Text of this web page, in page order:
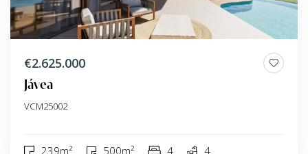
€2.625.000
Jávea
VCM25002
239m² 500m² 4 4